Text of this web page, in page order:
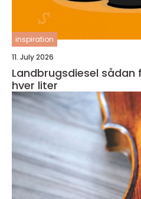
inspiration
11. July 2026
Landbrugsdiesel sådan får du mest ud af
hver liter